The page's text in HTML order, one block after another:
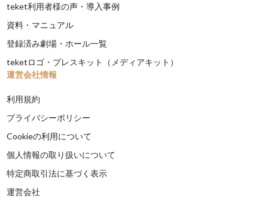
teket利用者様の声・導入事例
資料・マニュアル
登録済み劇場・ホール一覧
teketロゴ・プレスキット（メディアキット）
運営会社情報
利用規約
プライバシーポリシー
Cookieの利用について
個人情報の取り扱いについて
特定商取引法に基づく表示
運営会社